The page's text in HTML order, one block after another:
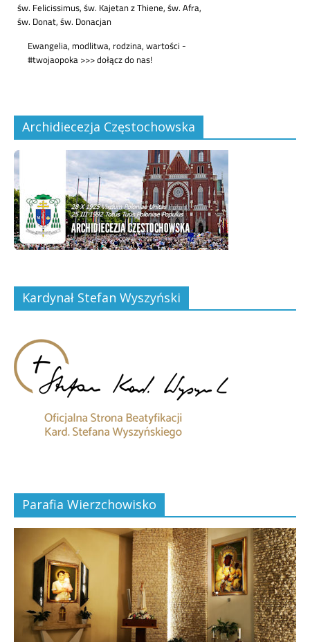
Archidiecezja Częstochowska
Kardynał Stefan Wyszyński
Parafia Wierzchowisko